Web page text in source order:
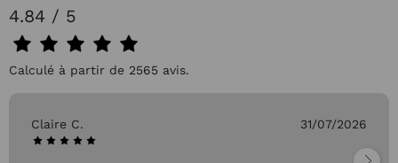
4.84 / 5
Calculé à partir de 2565 avis.
Claire C. 31/07/2026